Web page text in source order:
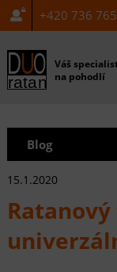
+420 736
Váš
na pohodlí
Blog
15.1.2020